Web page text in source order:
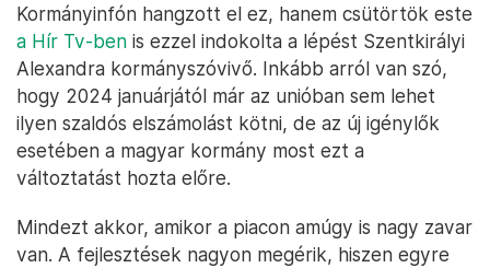
Kormányinfón hangzott el ez, hanem csütörtök este
a Hír Tv-ben is ezzel indokolta a lépést Szentkirályi
Alexandra kormányszóvivő. Inkább arról van szó,
hogy 2024 januárjától már az unióban sem lehet
ilyen szaldós elszámolást kötni, de az új igénylők
esetében a magyar kormány most ezt a
változtatást hozta előre.
Mindezt akkor, amikor a piacon amúgy is nagy zavar
van. A fejlesztések nagyon megérik, hiszen egyre